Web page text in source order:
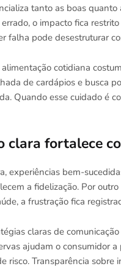
tanto as boas
o impacto fica
falha pode desestruturar
cotidiana
de cardápios e busca
Quando esse cuidado é
clara fortalece
experiências bem-
a fidelização. Por
a frustração fica
claras de
ajudam o consumidor
risco. Transparência